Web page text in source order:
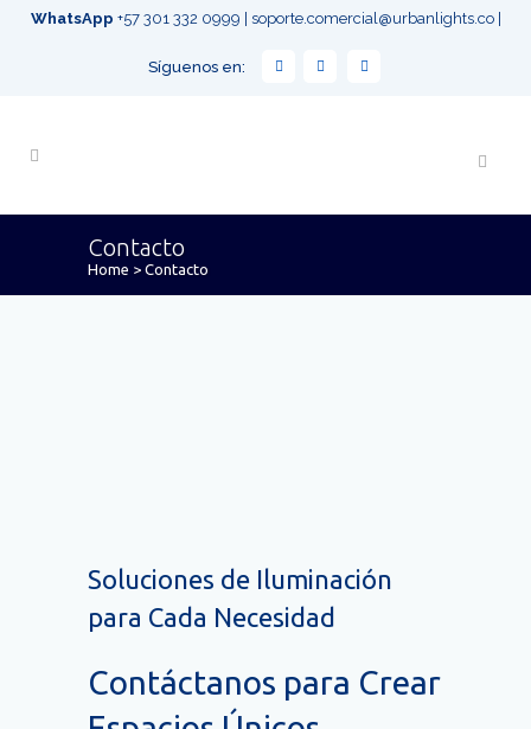
WhatsApp +57 301 332 0999 soporte.comercial@urbanlights.co|
Síguenos en:
Contacto
Home > Contacto
Soluciones de Iluminación
para Cada Necesidad
Contáctanos para Crear